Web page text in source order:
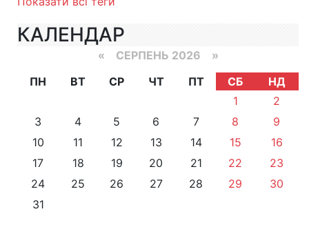
КАЛЕНДАР
« СЕРПЕНЬ 2026 »
ПН
ВТ СР ЧТ ПТ СБ
НД
1
2
3
4 5 6 7 8
9
10
11 12 13 14 15
16
17
18 19 20 21 22
23
24
25 26 27 28 29
30
31